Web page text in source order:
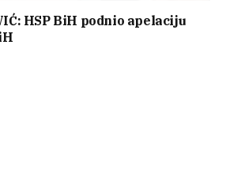
HSP BiH podnio apelaciju